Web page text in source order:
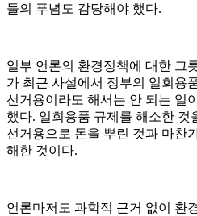
들의 푸념도 감당해야 했다.
일부 언론의 환경정책에 대한 그
가 최근 사설에서 정부의 일회용
선거용이라도 해서는 안 되는 일
했다. 일회용품 규제를 해소한 것
선거용으로 돈을 뿌린 것과 마찬
해한 것이다.
언론마저도 과학적 근거 없이 환